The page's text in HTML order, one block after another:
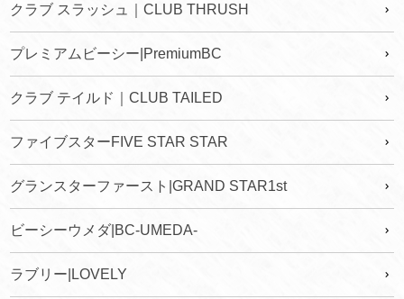
クラブ スラッシュ｜CLUB THRUSH
プレミアムビーシー|PremiumBC
クラブ テイルド｜CLUB TAILED
ファイブスターFIVE STAR STAR
グランスターファースト|GRAND STAR1st
ビーシーウメダ|BC-UMEDA-
ラブリー|LOVELY